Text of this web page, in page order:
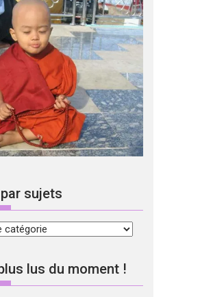
sujets
lus du moment !